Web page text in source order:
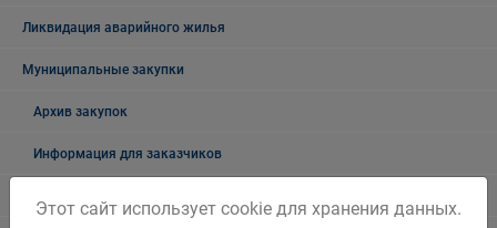
Ликвидация аварийного жилья
Муниципальные закупки
Архив закупок
Информация для заказчиков
Этот сайт использует cookie для хранения данных.